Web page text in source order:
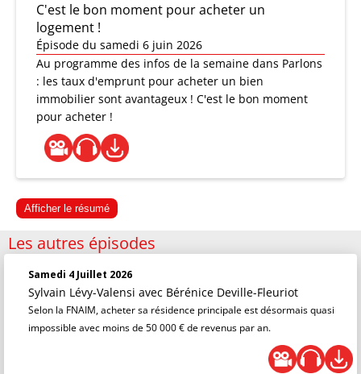
C'est le bon moment pour acheter un
logement !
Épisode du samedi 6 juin 2026
Au programme des infos de la semaine dans Parlons
: les taux d'emprunt pour acheter un bien
immobilier sont avantageux ! C'est le bon moment
pour acheter !
Afficher le résumé
Les autres épisodes
Samedi 4 Juillet 2026
Sylvain Lévy-Valensi avec Bérénice Deville-Fleuriot
Selon la FNAIM, acheter sa résidence principale est désormais quasi
impossible avec moins de 50 000 € de revenus par an.